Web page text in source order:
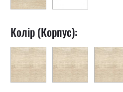
Колір (Корпус):